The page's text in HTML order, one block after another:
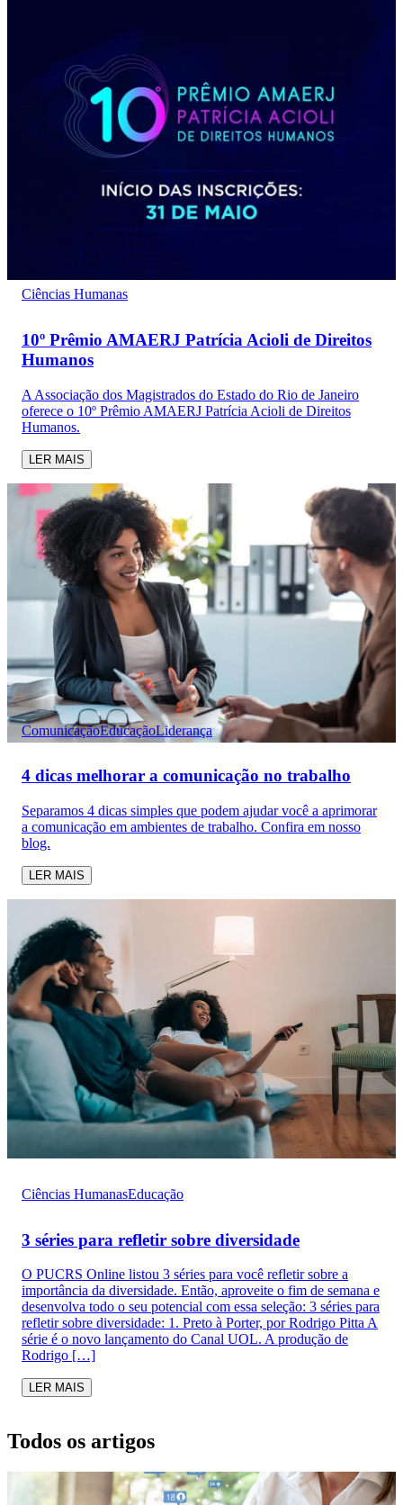
Ciências Humanas
10º Prêmio AMAERJ Patrícia Acioli de Direitos
Humanos
A Associação dos Magistrados do Estado do Rio de Janeiro
oferece o 10º Prêmio AMAERJ Patrícia Acioli de Direitos
Humanos.
LER MAIS
ComunicaçãoEducaçãoLiderança
4 dicas melhorar a comunicação no trabalho
Separamos 4 dicas simples que podem ajudar você a aprimorar
a comunicação em ambientes de trabalho. Confira em nosso
blog.
LER MAIS
Ciências HumanasEducação
3 séries para refletir sobre diversidade
O PUCRS Online listou 3 séries para você refletir sobre a
importância da diversidade. Então, aproveite o fim de semana e
desenvolva todo o seu potencial com essa seleção: 3 séries para
refletir sobre diversidade: 1. Preto à Porter, por Rodrigo Pitta A
série é o novo lançamento do Canal UOL. A produção de
Rodrigo […]
LER MAIS
Todos os artigos